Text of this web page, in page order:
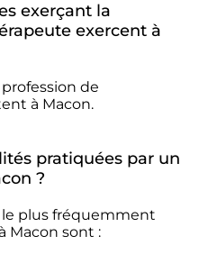
exerçant la
exercent à
de
à Macon.
pratiquées par un
?
le plus fréquemment
Macon sont :